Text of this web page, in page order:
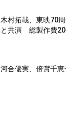
木村拓哉、東映70
と共演 総製作費20
河合優実、倍賞千恵